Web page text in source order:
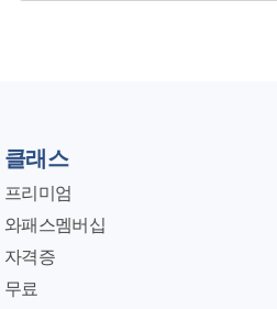
클래스
프리미엄
와패스멤버십
자격증
무료